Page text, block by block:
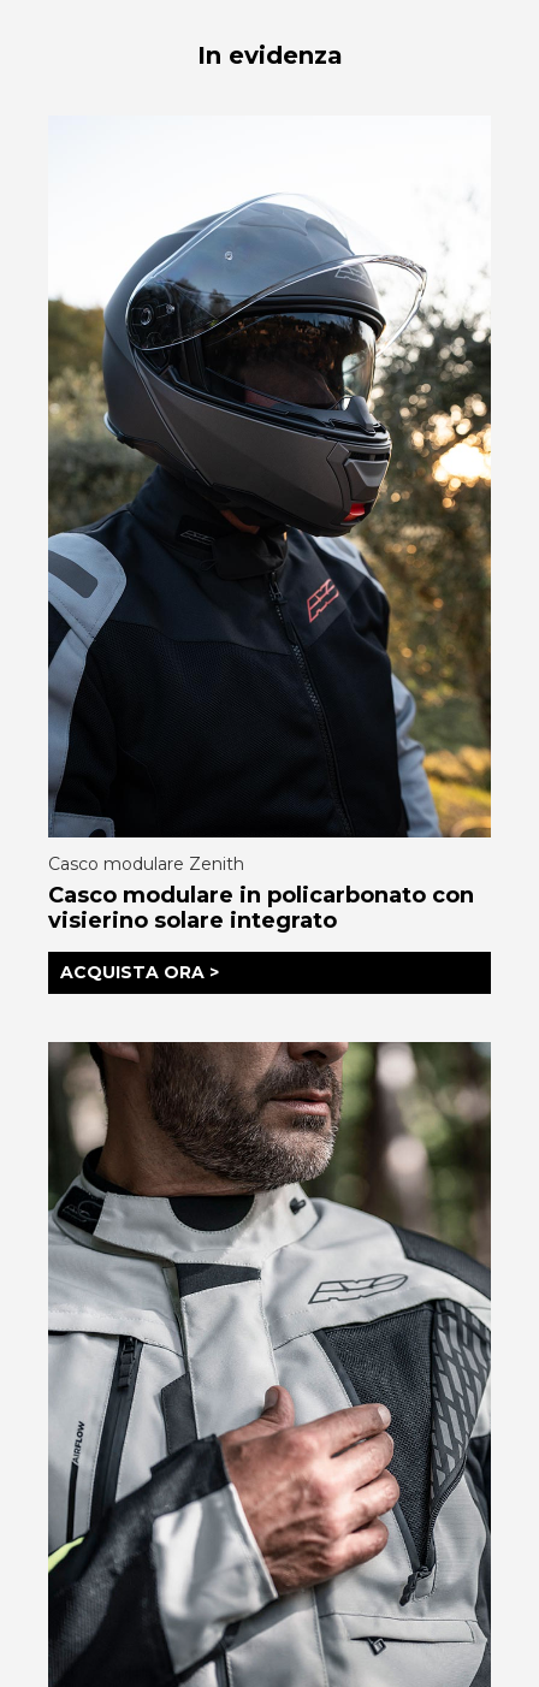
In evidenza
Casco modulare Zenith
Casco modulare in policarbonato con
visierino solare integrato
ACQUISTA ORA >